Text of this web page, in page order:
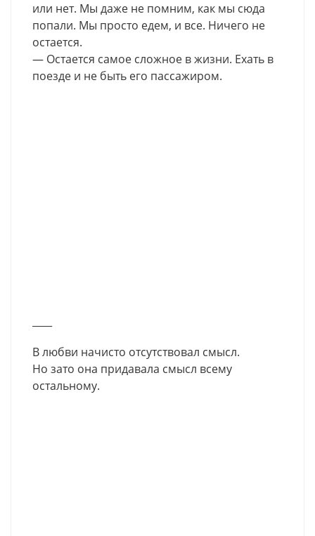
или нет. Мы даже не помним, как мы сюда
попали. Мы просто едем, и все. Ничего не
остается.
— Остается самое сложное в жизни. Ехать в
поезде и не быть его пассажиром.
В любви начисто отсутствовал смысл.
Но зато она придавала смысл всему
остальному.